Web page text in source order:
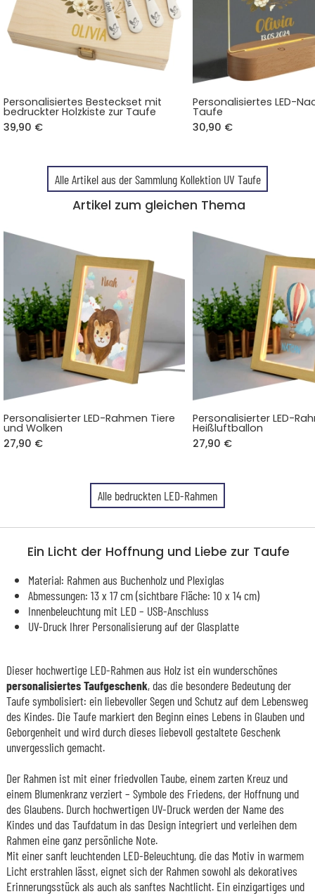
Personalisiertes Besteckset mit
bedruckter Holzkiste zur Taufe
39,90 €
Personalisiertes LED-
Taufe
30,90 €
Alle Artikel aus der Sammlung Kollektion UV Taufe
Artikel zum gleichen Thema
Personalisierter LED-Rahmen Tiere
und Wolken
27,90 €
Personalisierter LED-
Heißluftballon
27,90 €
Alle bedruckten LED-Rahmen
Ein Licht der Hoffnung und Liebe zur Taufe
Material: Rahmen aus Buchenholz und Plexiglas
Abmessungen: 13 x 17 cm (sichtbare Fläche: 10 x 14 cm)
Innenbeleuchtung mit LED – USB-Anschluss
UV-Druck Ihrer Personalisierung auf der Glasplatte
Dieser hochwertige LED-Rahmen aus Holz ist ein wunderschönes
personalisiertes Taufgeschenk, das die besondere Bedeutung der
Taufe symbolisiert: ein liebevoller Segen und Schutz auf dem Lebensweg
des Kindes. Die Taufe markiert den Beginn eines Lebens in Glauben und
Geborgenheit und wird durch dieses liebevoll gestaltete Geschenk
unvergesslich gemacht.
Der Rahmen ist mit einer friedvollen Taube, einem zarten Kreuz und
einem Blumenkranz verziert – Symbole des Friedens, der Hoffnung und
des Glaubens. Durch hochwertigen UV-Druck werden der Name des
Kindes und das Taufdatum in das Design integriert und verleihen dem
Rahmen eine ganz persönliche Note.
Mit einer sanft leuchtenden LED-Beleuchtung, die das Motiv in warmem
Licht erstrahlen lässt, eignet sich der Rahmen sowohl als dekoratives
Erinnerungsstück als auch als sanftes Nachtlicht. Ein einzigartiges und